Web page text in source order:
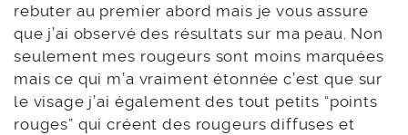
rebuter au premier abord mais je vous assure
que j’ai observé des résultats sur ma peau. Non
seulement mes rougeurs sont moins marquées
mais ce qui m’a vraiment étonnée c’est que sur
le visage j’ai également des tout petits “points
rouges” qui créent des rougeurs diffuses et